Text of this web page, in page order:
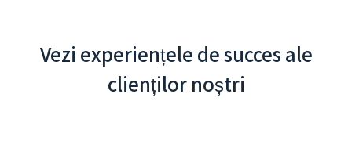
Vezi experiențele de succes ale
clienților noștri